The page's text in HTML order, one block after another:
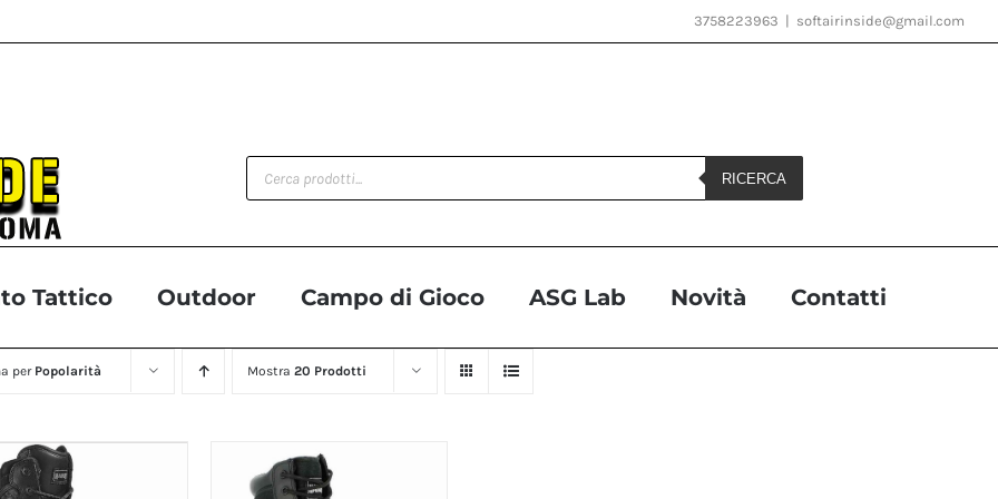
3758223963 softairinside@gmail.com
Products
search
RICERCA
Tattico Outdoor Campo di Gioco ASG Lab Novità Contatti
per Popolarità Mostra20 Prodotti